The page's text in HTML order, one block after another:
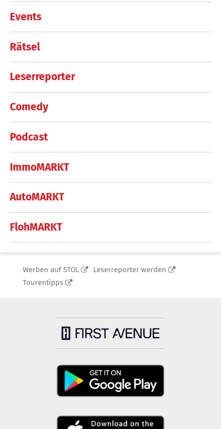
Events
Rätsel
Leserreporter
Comedy
Podcast
ImmoMARKT
AutoMARKT
FlohMARKT
Werben auf STOL
Leserreporter werden
Tourentipps